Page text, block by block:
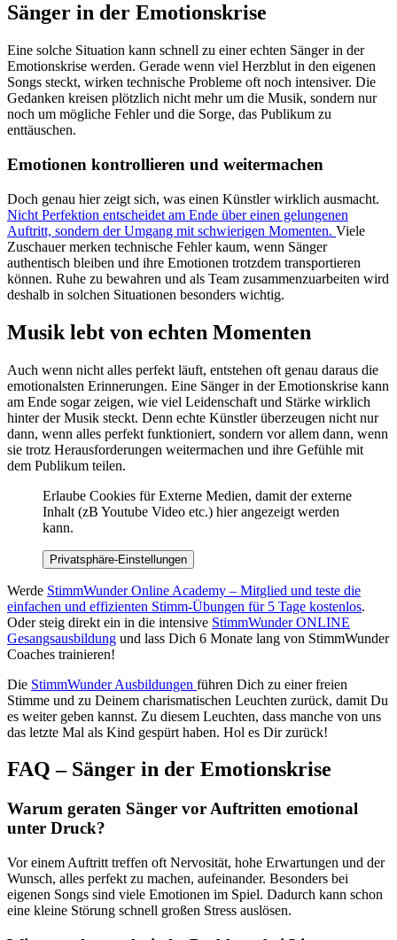
Sänger in der Emotionskrise
Eine solche Situation kann schnell zu einer echten Sänger in der
Emotionskrise werden. Gerade wenn viel Herzblut in den eigenen
Songs steckt, wirken technische Probleme oft noch intensiver. Die
Gedanken kreisen plötzlich nicht mehr um die Musik, sondern nur
noch um mögliche Fehler und die Sorge, das Publikum zu
enttäuschen.
Emotionen kontrollieren und weitermachen
Doch genau hier zeigt sich, was einen Künstler wirklich ausmacht.
Nicht Perfektion entscheidet am Ende über einen gelungenen
Auftritt, sondern der Umgang mit schwierigen Momenten. Viele
Zuschauer merken technische Fehler kaum, wenn Sänger
authentisch bleiben und ihre Emotionen trotzdem transportieren
können. Ruhe zu bewahren und als Team zusammenzuarbeiten wird
deshalb in solchen Situationen besonders wichtig.
Musik lebt von echten Momenten
Auch wenn nicht alles perfekt läuft, entstehen oft genau daraus die
emotionalsten Erinnerungen. Eine Sänger in der Emotionskrise kann
am Ende sogar zeigen, wie viel Leidenschaft und Stärke wirklich
hinter der Musik steckt. Denn echte Künstler überzeugen nicht nur
dann, wenn alles perfekt funktioniert, sondern vor allem dann, wenn
sie trotz Herausforderungen weitermachen und ihre Gefühle mit
dem Publikum teilen.
Erlaube Cookies für Externe Medien, damit der externe
Inhalt (zB Youtube Video etc.) hier angezeigt werden
kann.
Privatsphäre-Einstellungen
Werde StimmWunder Online Academy – Mitglied und teste die
einfachen und effizienten Stimm-Übungen für 5 Tage kostenlos.
Oder steig direkt ein in die intensive StimmWunder ONLINE
Gesangsausbildung und lass Dich 6 Monate lang von StimmWunder
Coaches trainieren!
Die StimmWunder Ausbildungen führen Dich zu einer freien
Stimme und zu Deinem charismatischen Leuchten zurück, damit Du
es weiter geben kannst. Zu diesem Leuchten, dass manche von uns
das letzte Mal als Kind gespürt haben. Hol es Dir zurück!
FAQ – Sänger in der Emotionskrise
Warum geraten Sänger vor Auftritten emotional
unter Druck?
Vor einem Auftritt treffen oft Nervosität, hohe Erwartungen und der
Wunsch, alles perfekt zu machen, aufeinander. Besonders bei
eigenen Songs sind viele Emotionen im Spiel. Dadurch kann schon
eine kleine Störung schnell großen Stress auslösen.